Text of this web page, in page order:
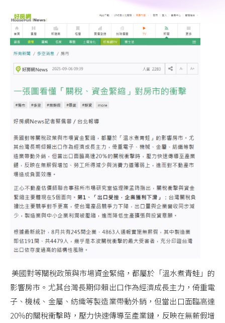
美國對等關稅政策與市場資金緊縮，都屬於「溫水煮青蛙」的
影響房市。尤其台灣長期仰賴出口作為經濟成長主力，倚重電
子、機械、金屬、紡織等製造業帶動外銷，但當出口面臨高達
20％的關稅衝擊時，壓力快速傳導至產業鏈，反映在無薪假增